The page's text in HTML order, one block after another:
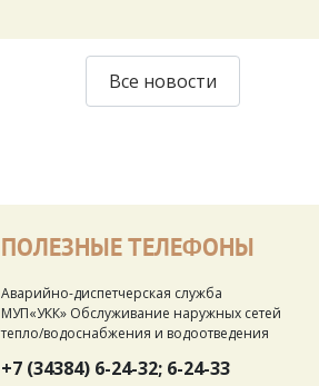
Все новости
ПОЛЕЗНЫЕ ТЕЛЕФОНЫ
Аварийно-диспетчерская служба
МУП«УКК» Обслуживание наружных сетей
тепло/водоснабжения и водоотведения
+7 (34384) 6-24-32; 6-24-33